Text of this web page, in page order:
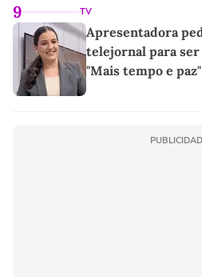
9 TV
Apresentadora
telejornal para
"Mais tempo e paz"